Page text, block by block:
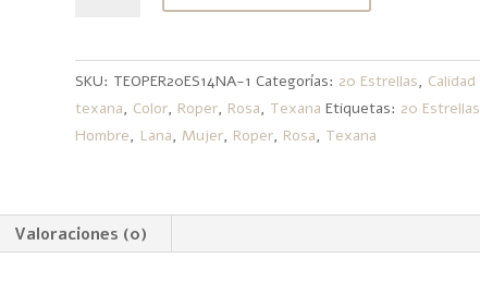
Roper
Rosa
cantidad
SKU: TEOPER20ES14NA-1 Categorías: 20 Estrellas, Calidad
texana, Color, Roper, Rosa, Texana Etiquetas: 20 Estrellas
Hombre, Lana,Mujer, Roper, Rosa, Texana
Valoraciones (0)